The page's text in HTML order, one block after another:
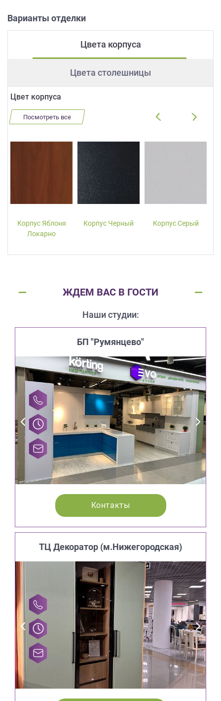
Варианты отделки
Цвета корпуса
Цвета столешницы
Цвет корпуса
Посмотреть все
Корпус Яблоня
Локарно
Корпус Черный Корпус Серый
ЖДЕМ ВАС В ГОСТИ
Наши студии:
БП "Румянцево"
Контакты
ТЦ Декоратор (м.Нижегородская)